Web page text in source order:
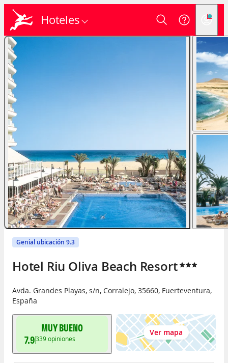
Hoteles
Genial ubicación 9.3
Hotel Riu Oliva Beach Resort
Avda. Grandes Playas, s/n, Corralejo, 35660, Fuerteventura,
España
MUY BUENO
7.9339opiniones
Ver mapa